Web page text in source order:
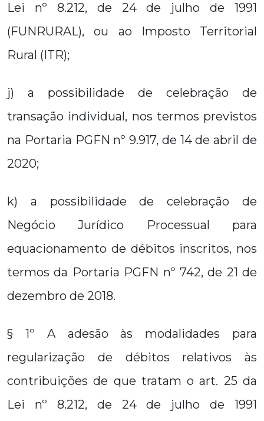
Lei nº 8.212, de 24 de julho de 1991
(FUNRURAL), ou ao Imposto Territorial
Rural (ITR);
j) a possibilidade de celebração de
transação individual, nos termos previstos
na Portaria PGFN nº 9.917, de 14 de abril de
2020;
k) a possibilidade de celebração de
Negócio Jurídico Processual para
equacionamento de débitos inscritos, nos
termos da Portaria PGFN nº 742, de 21 de
dezembro de 2018.
§ 1º A adesão às modalidades para
regularização de débitos relativos às
contribuições de que tratam o art. 25 da
Lei nº 8.212, de 24 de julho de 1991